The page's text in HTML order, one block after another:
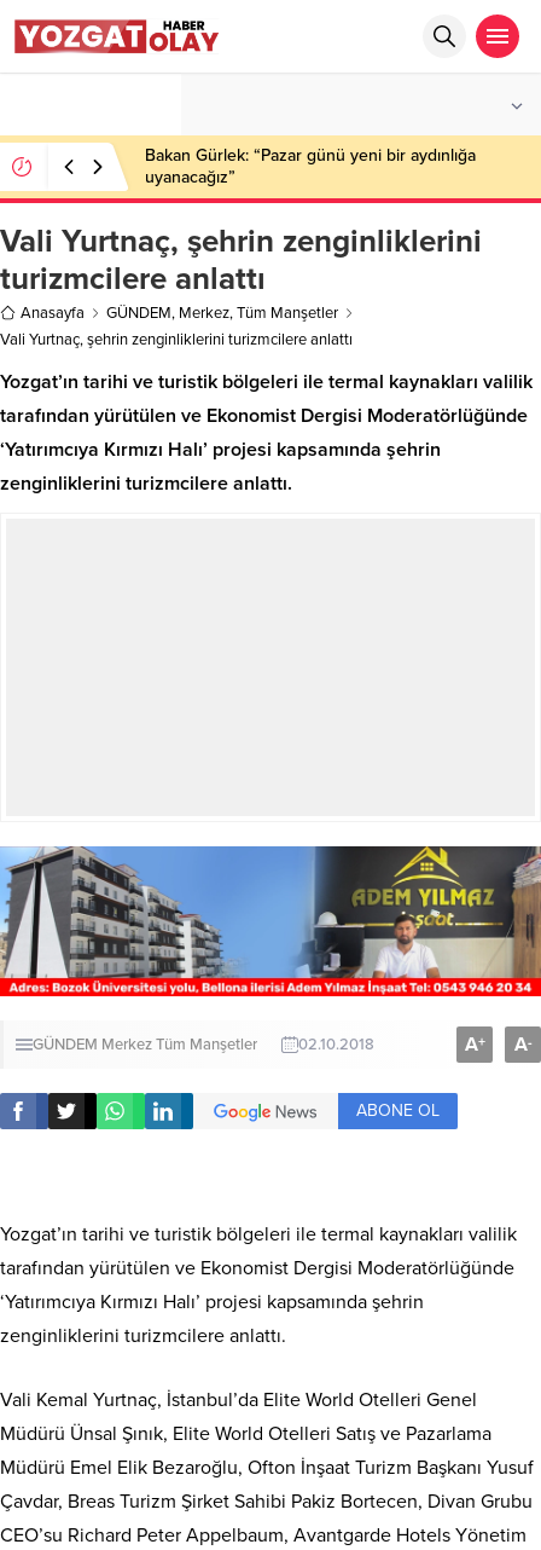
Bakan Gürlek: “Pazar günü yeni bir aydınlığa
uyanacağız”
Vali Yurtnaç, şehrin zenginliklerini
turizmcilere anlattı
Anasayfa GÜNDEM, Merkez,Tüm Manşetler
Vali Yurtnaç, şehrin zenginliklerini turizmcilere anlattı
Yozgat’ın tarihi ve turistik bölgeleri ile termal kaynakları valilik
tarafından yürütülen ve Ekonomist Dergisi Moderatörlüğünde
‘Yatırımcıya Kırmızı Halı’ projesi kapsamında şehrin
zenginliklerini turizmcilere anlattı.
GÜNDEM MerkezTüm Manşetler 02.10.2018 A+ A-
ABONE OL
Yozgat’ın tarihi ve turistik bölgeleri ile termal kaynakları valilik
tarafından yürütülen ve Ekonomist Dergisi Moderatörlüğünde
‘Yatırımcıya Kırmızı Halı’ projesi kapsamında şehrin
zenginliklerini turizmcilere anlattı.
Vali Kemal Yurtnaç, İstanbul’da Elite World Otelleri Genel
Müdürü Ünsal Şınık, Elite World Otelleri Satış ve Pazarlama
Müdürü Emel Elik Bezaroğlu, Ofton İnşaat Turizm Başkanı Yusuf
Çavdar, Breas Turizm Şirket Sahibi Pakiz Bortecen, Divan Grubu
CEO’su Richard Peter Appelbaum, Avantgarde Hotels Yönetim